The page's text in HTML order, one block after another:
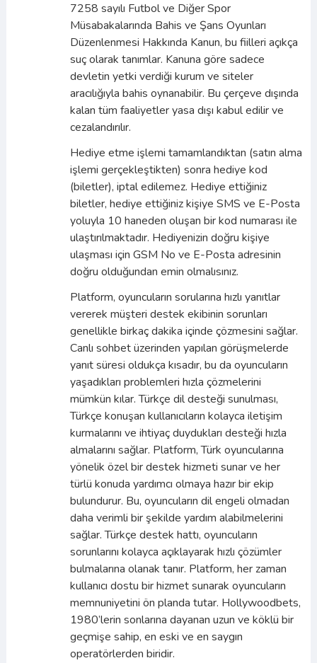
7258 sayılı Futbol ve Diğer Spor
Müsabakalarında Bahis ve Şans Oyunları
Düzenlenmesi Hakkında Kanun, bu fiilleri açıkça
suç olarak tanımlar. Kanuna göre sadece
devletin yetki verdiği kurum ve siteler
aracılığıyla bahis oynanabilir. Bu çerçeve dışında
kalan tüm faaliyetler yasa dışı kabul edilir ve
cezalandırılır.
Hediye etme işlemi tamamlandıktan (satın alma
işlemi gerçekleştikten) sonra hediye kod
(biletler), iptal edilemez. Hediye ettiğiniz
biletler, hediye ettiğiniz kişiye SMS ve E-Posta
yoluyla 10 haneden oluşan bir kod numarası ile
ulaştırılmaktadır. Hediyenizin doğru kişiye
ulaşması için GSM No ve E-Posta adresinin
doğru olduğundan emin olmalısınız.
Platform, oyuncuların sorularına hızlı yanıtlar
vererek müşteri destek ekibinin sorunları
genellikle birkaç dakika içinde çözmesini sağlar.
Canlı sohbet üzerinden yapılan görüşmelerde
yanıt süresi oldukça kısadır, bu da oyuncuların
yaşadıkları problemleri hızla çözmelerini
mümkün kılar. Türkçe dil desteği sunulması,
Türkçe konuşan kullanıcıların kolayca iletişim
kurmalarını ve ihtiyaç duydukları desteği hızla
almalarını sağlar. Platform, Türk oyuncularına
yönelik özel bir destek hizmeti sunar ve her
türlü konuda yardımcı olmaya hazır bir ekip
bulundurur. Bu, oyuncuların dil engeli olmadan
daha verimli bir şekilde yardım alabilmelerini
sağlar. Türkçe destek hattı, oyuncuların
sorunlarını kolayca açıklayarak hızlı çözümler
bulmalarına olanak tanır. Platform, her zaman
kullanıcı dostu bir hizmet sunarak oyuncuların
memnuniyetini ön planda tutar. Hollywoodbets,
1980’lerin sonlarına dayanan uzun ve köklü bir
geçmişe sahip, en eski ve en saygın
operatörlerden biridir.